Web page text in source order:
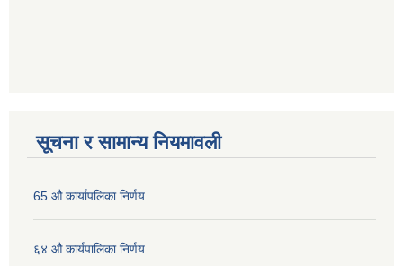
सूचना र सामान्य नियमावली
65 औ कार्यापलिका निर्णय
६४ औ कार्यपालिका निर्णय